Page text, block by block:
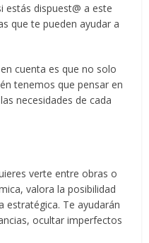
estás dispuest@ a este
que te pueden ayudar a
cuenta es que no solo
tenemos que pensar en
necesidades de cada
verte entre obras o
valora la posibilidad
estratégica. Te ayudarán
ocultar imperfectos